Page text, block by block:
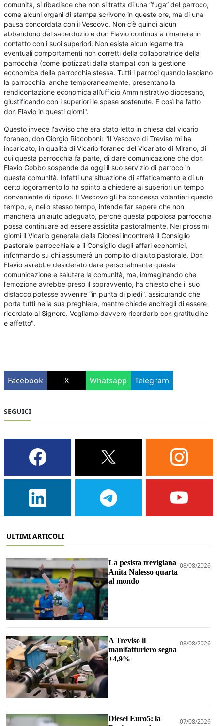
comunità, si ribadisce che non si tratta di una “fuga” del parroco,
come alcuni organi di stampa scrivono in queste ore, ma di una
pausa concordata con il Vescovo. Non c’è quindi alcun
abbandono del sacerdozio e don Flavio continua a rimanere in
contatto con i suoi superiori. Non esiste alcun legame tra
eventuali comportamenti non corretti della collaboratrice della
parrocchia (come ipotizzati dalla stampa) con la gestione
economica della parrocchia stessa. Tutti i parroci quando lasciano
la parrocchia, anche temporaneamente, presentano la
rendicontazione economica all’ufficio Amministrativo diocesano,
giustificando con i superiori le spese sostenute. E così ha fatto
don Flavio in questi giorni".
Questo invece l'avviso che era stato letto in chiesa dal vicario
foraneo, don Giorgio Riccoboni: "Il Vescovo di Treviso mi ha
incaricato, in qualità di Vicario foraneo del Vicariato di Mirano, di
cui questa parrocchia fa parte, di dare comunicazione che don
Flavio Gobbo sospende da oggi il suo servizio di parroco in
questa comunità. Infatti una situazione di affaticamento e di un
certo logoramento lo ha spinto a chiedere ai superiori un tempo
conveniente di riposo. Il Vescovo gli ha concesso volentieri questo
tempo, e, nello stesso tempo, intende far sapere che non
mancherà un aiuto adeguato, perché questa popolosa parrocchia
possa continuare ad essere assistita pastoralmente. Nei prossimi
giorni il Vicario generale della Diocesi incontrerà il Consiglio
pastorale parrocchiale e il Consiglio degli affari economici,
informando su chi assumerà un compito di aiuto pastorale. Don
Flavio avrebbe desiderato dare personalmente questa
comunicazione e salutare la comunità, ma, immaginando che
l’emozione avrebbe preso il sopravvento, ha chiesto che il suo
distacco potesse avvenire “in punta di piedi”, assicurando che
porta tutti nella sua preghiera, mentre chiede anch’egli di essere
ricordato al Signore. Vogliamo davvero ricordarlo con gratitudine
e affetto".
Facebook X Whatsapp Telegram
SEGUICI
ULTIMI ARTICOLI
La pesista trevigiana
Anita Nalesso quarta
al mondo
08/08/2026
A Treviso il
manifatturiero segna
+4,9%
08/08/2026
Diesel Euro5: la
07/08/2026